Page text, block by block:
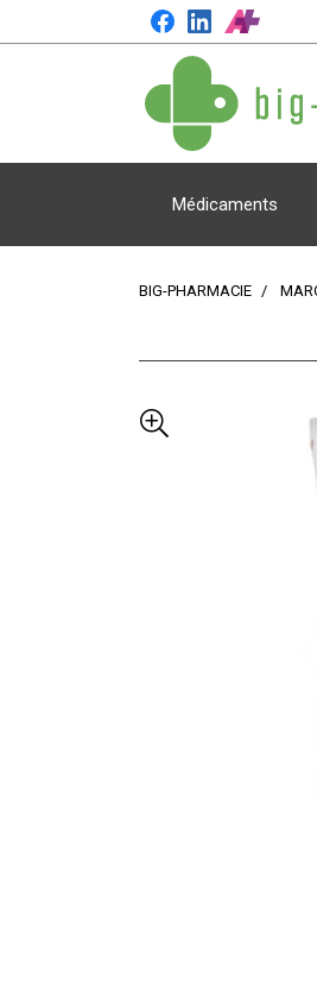
Médicaments
BIG-PHARMACIE